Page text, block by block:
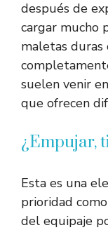
después de
cargar mucho
maletas duras
suelen venir
que ofrecen
¿Empujar,
Esta es una
prioridad
del equipaje